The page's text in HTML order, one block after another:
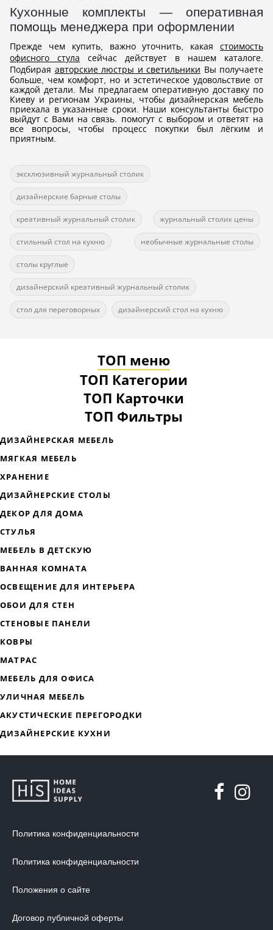
Кухонные комплекты — оперативная
помощь менеджера при оформлении
Прежде чем купить, важно уточнить, какая стоимость
офисного стула сейчас действует в нашем каталоге.
Подбирая авторские люстры и светильники Вы получаете
больше, чем комфорт, но и эстетическое удовольствие от
каждой детали. Мы предлагаем оперативную доставку по
Киеву и регионам Украины, чтобы дизайнерская мебель
приехала в указанные сроки. Наши консультанты быстро
выйдут с Вами на связь. помогут с выбором и ответят на
все вопросы, чтобы процесс покупки был лёгким и
приятным.
эксклюзивный журнальный столик
дизайнерские барные столы
креативный журнальный столик журнальный столик цены
стильный стол на кухню необычные журнальные столы
столы круглые
дизайнерский креативный журнальный столик
стол для переговорных дизайнерский стол на кухню
ТОП меню
ТОП Категории
ТОП Карточки
ТОП Фильтры
ДИЗАЙНЕРСКАЯ МЕБЕЛЬ
МЯГКАЯ МЕБЕЛЬ
ДИЗАЙНЕРСКИЕ СТОЛЫ
ДЕКОР ДЛЯ ДОМА
ВАННАЯ КОМНАТА
СТЕНОВЫЕ ПАНЕЛИ
Политика конфиденциальности
Политика конфиденциальности
Положения о сайте
Договор публичной оферты